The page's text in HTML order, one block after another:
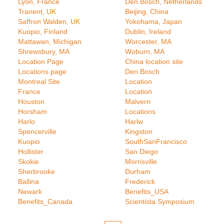
Tranent, UK
Beijing, China
Saffron Walden, UK
Yokohama, Japan
Kuopio, Finland
Dublin, Ireland
Mattawan, Michigan
Worcester, MA
Shrewsbury, MA
Woburn, MA
Location Page
China location site
Locations page
Den Bosch
Montreal Site
Location
France
Location
Houston
Malvern
Horsham
Locations
Harlo
Harlw
Spencerville
Kingston
Kuopio
SouthSanFrancisco
Hollister
San Diego
Skokie
Morrisville
Sherbrooke
Durham
Ballina
Frederick
Newark
Benefits_USA
Benefits_Canada
Scientista Symposium